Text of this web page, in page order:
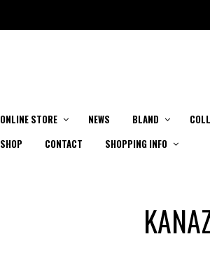
ONLINE STORE NEWS BLAND
SHOP
CONTACT SHOPPING INFO